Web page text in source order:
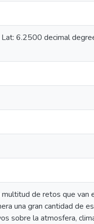
6.2500 decimal
de retos que
una gran cantidad de
sobre la atmosfera,